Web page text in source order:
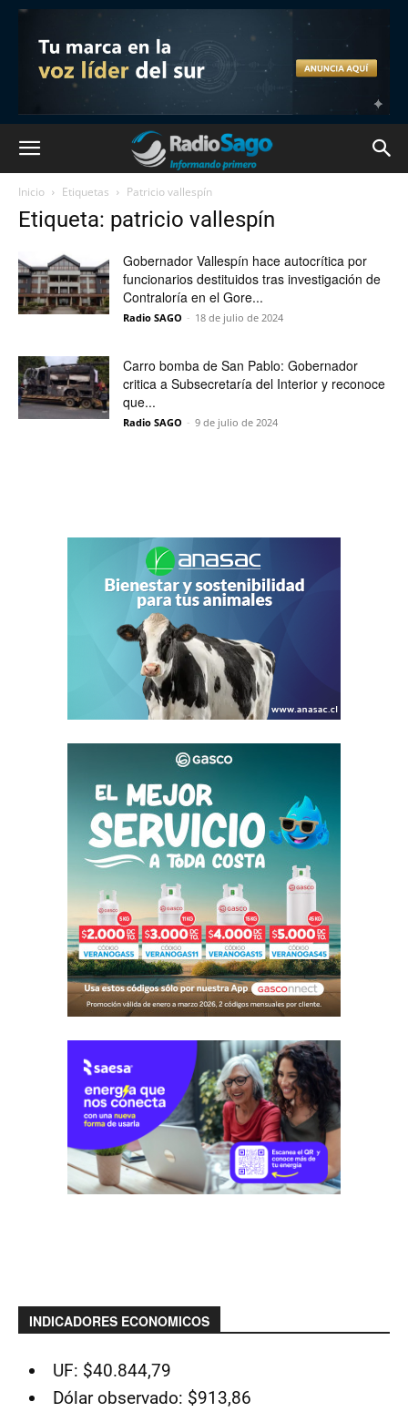
Inicio Etiquetas Patricio vallespín
Etiqueta: patricio vallespín
Gobernador Vallespín hace autocrítica por
funcionarios destituidos tras investigación de
Contraloría en el Gore...
Radio SAGO - 18 de julio de 2024
Carro bomba de San Pablo: Gobernador
critica a Subsecretaría del Interior y reconoce
que...
Radio SAGO - 9 de julio de 2024
INDICADORES ECONOMICOS
UF: $40.844,79
Dólar observado: $913,86